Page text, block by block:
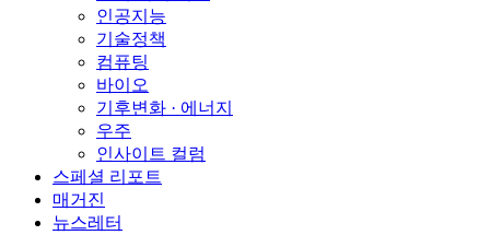
인공지능
기술정책
컴퓨팅
바이오
기후변화 · 에너지
우주
인사이트 컬럼
스페셜 리포트
매거진
뉴스레터